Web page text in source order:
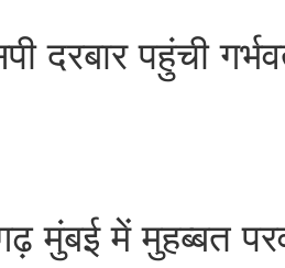
दरबार पहुंची
मुंबई में मुहब्बत